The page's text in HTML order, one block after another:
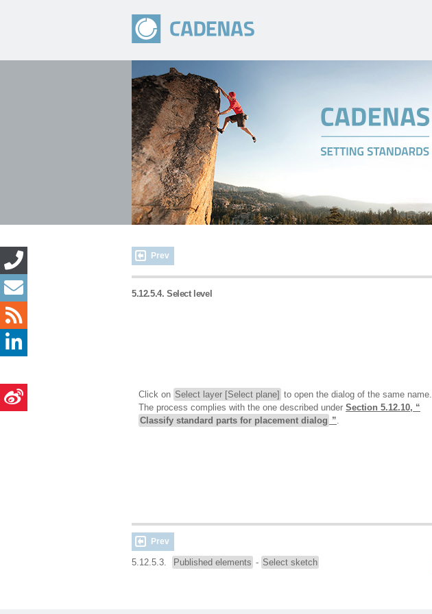
Prev
5.12.5.4. Select level
Click on Select layer [Select plane] to open the dialog of the same name.
The process complies with the one described under Section 5.12.10, “
Classify standard parts for placement dialog ”.
Prev
5.12.5.3. Published elements - Select sketch